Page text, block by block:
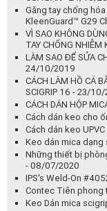
CÁCH DÁN HỘP
Cách dán keo cho
Cách dán keo
Keo dán mica dạng
Những thiết bị
- 08/07/2020
IPS's Weld-On
Contec Tiên phong
Keo Dán mica
Tiêu chuẩn phòng
MỐI LƯƠNG DUYÊN
24/10/2019
Keo dán ống
Thiết bị phòng
Khăn lau phòng
Những lưu ý khi sử
Công nghệ phun